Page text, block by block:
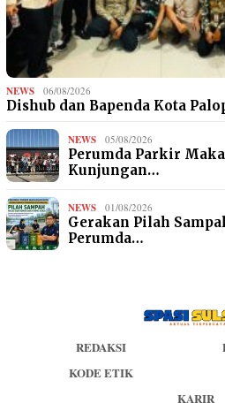
NEWS 06/08/2026
Dishub dan Bapenda Kota
NEWS 05/08/2026
Perumda Parkir
Kunjungan…
NEWS 01/08/2026
Gerakan Pilah
Perumda…
REDAKSI
KODE ETIK
KARIR